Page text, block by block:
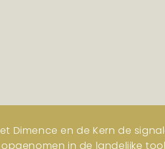
Dimence en de Kern de
opgenomen in de landelijke